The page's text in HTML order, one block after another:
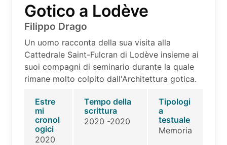
Gotico a Lodève
Filippo Drago
Un uomo racconta della sua visita alla
Cattedrale Saint-Fulcran di Lodève insieme ai
suoi compagni di seminario durante la quale
rimane molto colpito dall'Architettura gotica.
Estre
mi
cronol
ogici
2020
Tempo della
scrittura
2020 -2020
Tipologi
a
testuale
Memoria